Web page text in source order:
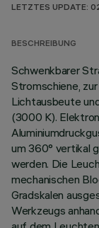
LETZTES UPDATE:
BESCHREIBUNG
Schwenkbarer
Stromschiene,
Lichtausbeute
(3000 K).
um 360° vertikal
werden. Die
mechanischen
Gradskalen
Werkzeugs